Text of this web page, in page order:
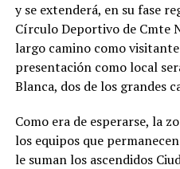
y se extenderá, en su fase
Círculo Deportivo de Cmte
largo camino como
presentación como local
Blanca, dos de los grandes
Como era de esperarse, la
los equipos que
le suman los ascendidos